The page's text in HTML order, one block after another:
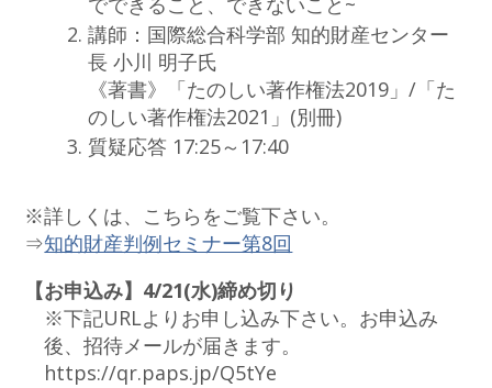
講師：国際総合科学部 知的財産センター
長 小川 明子氏
《著書》「たのしい著作権法2019」/「た
のしい著作権法2021」(別冊)
質疑応答 17:25～17:40
※詳しくは、こちらをご覧下さい。
⇒知的財産判例セミナー第8回
【お申込み】4/21(水)締め切り
※下記URLよりお申し込み下さい。お申込み
後、招待メールが届きます。
https://qr.paps.jp/Q5tYe